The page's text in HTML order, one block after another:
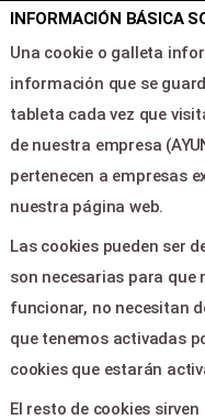
Noticias
Area
Contacto
LEGAL &
Ayuda
Aviso legal
Política
Contactar
CONTACTO
INFORMACIÓN BÁSICA
Una cookie o galleta
información que se
tableta cada vez que
de nuestra empresa
pertenecen a empresas
nuestra página web.
Las cookies pueden ser
son necesarias para que
funcionar, no necesitan
que tenemos activadas
cookies que estarán
El resto de cookies